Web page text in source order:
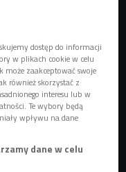
dostęp do informacji
w plikach cookie w celu
zaakceptować swoje
również skorzystać z
interesu lub w
Te wybory będą
wpływu na dane
dane w celu